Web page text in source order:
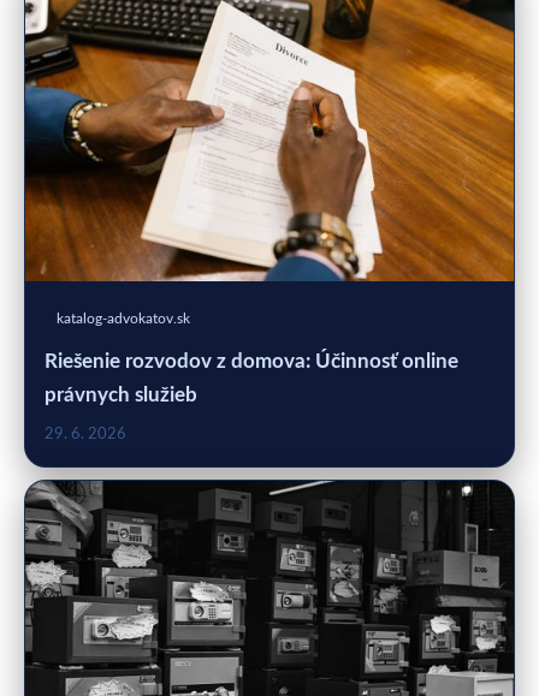
katalog-advokatov.sk
Riešenie rozvodov z domova: Účinnosť online
právnych služieb
29. 6. 2026